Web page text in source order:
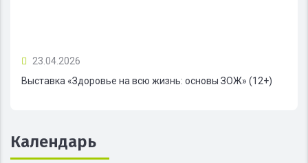
23.04.2026
Выставка «Здоровье на всю жизнь: основы ЗОЖ» (12+)
Календарь